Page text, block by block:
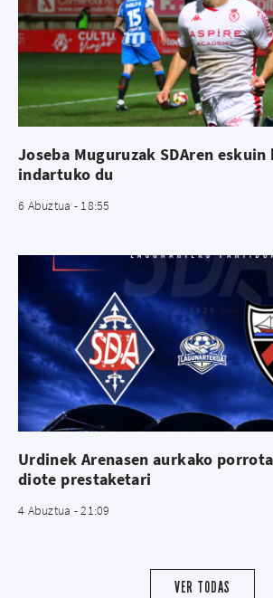
Joseba Muguruzak SDAren eskuin
indartuko du
6 Abuztua - 18:55
Urdinek Arenasen aurkako
diote prestaketari
4 Abuztua - 21:09
VER TODAS